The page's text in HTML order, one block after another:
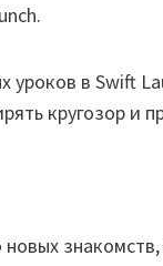
в Swift
кругозор и